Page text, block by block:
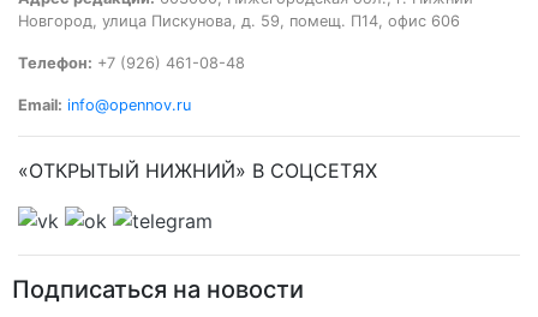
Новгород, улица Пискунова, д. 59, помещ. П14, офис 606
Телефон: +7 (926) 461-08-48
Email: info@opennov.ru
«ОТКРЫТЫЙ НИЖНИЙ» В СОЦСЕТЯХ
Подписаться на новости